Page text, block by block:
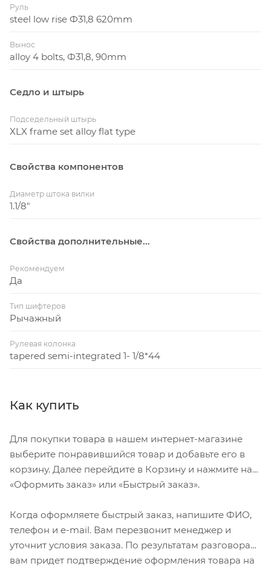
Руль
steel low rise Ф31,8 620mm
Вынос
alloy 4 bolts, Ф31,8, 90mm
Седло и штырь
Подседельный штырь
XLX frame set alloy flat type
Свойства компонентов
Диаметр штока вилки
1.1/8"
Свойства дополнительные...
Рекомендуем
Да
Тип шифтеров
Рычажный
Рулевая колонка
tapered semi-integrated 1- 1/8*44
Как купить
Для покупки товара в нашем интернет-магазине
выберите понравившийся товар и добавьте его в
корзину. Далее перейдите в Корзину и нажмите на
«Оформить заказ» или «Быстрый заказ».
Когда оформляете быстрый заказ, напишите ФИО,
телефон и e-mail. Вам перезвонит менеджер и
уточнит условия заказа. По результатам разговора
вам придет подтверждение оформления товара на